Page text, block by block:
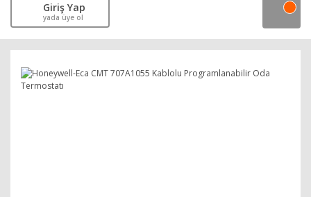
Giriş Yap
yada üye ol